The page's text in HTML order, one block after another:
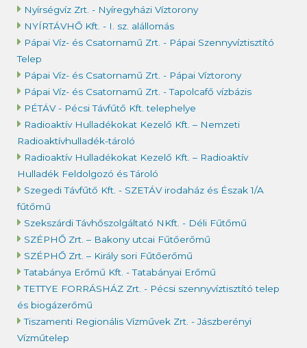
Nyírségvíz Zrt. - Nyíregyházi Víztorony
NYÍRTÁVHŐ Kft. - I. sz. alállomás
Pápai Víz- és Csatornamű Zrt. - Pápai Szennyvíztisztító
Telep
Pápai Víz- és Csatornamű Zrt. - Pápai Víztorony
Pápai Víz- és Csatornamű Zrt. - Tapolcafő vízbázis
PÉTÁV - Pécsi Távfűtő Kft. telephelye
Radioaktív Hulladékokat Kezelő Kft. – Nemzeti
Radioaktívhulladék-tároló
Radioaktív Hulladékokat Kezelő Kft. – Radioaktív
Hulladék Feldolgozó és Tároló
Szegedi Távfűtő Kft. - SZETÁV irodaház és Észak 1/A
fűtőmű
Szekszárdi Távhőszolgáltató NKft. - Déli Fűtőmű
SZÉPHŐ Zrt. – Bakony utcai Fűtőerőmű
SZÉPHŐ Zrt. – Király sori Fűtőerőmű
Tatabánya Erőmű Kft. - Tatabányai Erőmű
TETTYE FORRÁSHÁZ Zrt. - Pécsi szennyvíztisztító telep
és biogázerőmű
Tiszamenti Regionális Vízművek Zrt. - Jászberényi
Vízműtelep